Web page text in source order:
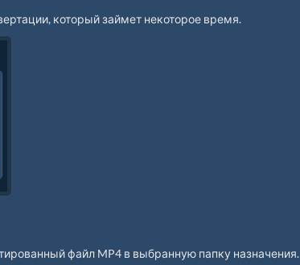
который займет некоторое время.
файл MP4 в выбранную папку назначения.